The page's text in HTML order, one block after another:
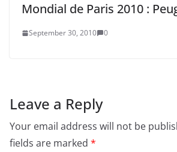
Mondial de Paris 2010 :
September 30, 2010 0
Leave a Reply
Your email address will not be
fields are marked *